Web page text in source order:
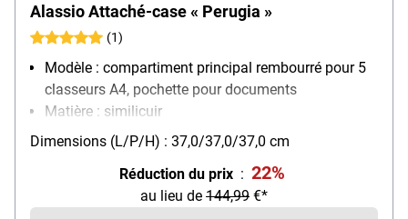
Alassio Attaché-case « Perugia »
(1)
Modèle : compartiment principal rembourré pour 5
classeurs A4, pochette pour documents
Matière : similicuir
Dimensions intérieures : 32/30/34 cm
Poids : 7.3 kg
Dimensions (L/P/H) : 37,0/37,0/37,0 cm
Réduction du prix : 22%
au lieu de 144,99 €*